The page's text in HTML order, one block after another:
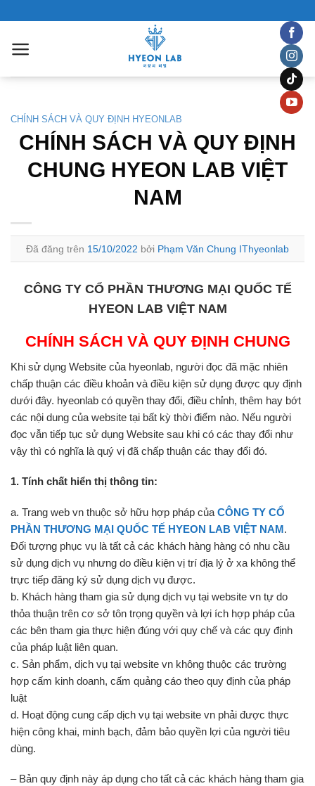
nội
CHÍNH SÁCH VÀ QUY ĐỊNH HYEONLAB
CHÍNH SÁCH VÀ QUY ĐỊNH
CHUNG HYEON LAB VIỆT
NAM
Đã đăng trên 15/10/2022 bởi Phạm Văn Chung IThyeonlab
CÔNG TY CỔ PHẦN THƯƠNG MẠI QUỐC TẾ
HYEON LAB VIỆT NAM
CHÍNH SÁCH VÀ QUY ĐỊNH CHUNG
Khi sử dụng Website của hyeonlab, người đọc đã mặc nhiên
chấp thuận các điều khoản và điều kiện sử dụng được quy định
dưới đây. hyeonlab có quyền thay đổi, điều chỉnh, thêm hay bớt
các nội dung của website tại bất kỳ thời điểm nào. Nếu người
đọc vẫn tiếp tục sử dụng Website sau khi có các thay đổi như
vậy thì có nghĩa là quý vị đã chấp thuận các thay đổi đó.
1. Tính chất hiển thị thông tin:
a. Trang web vn thuộc sở hữu hợp pháp của CÔNG TY CỔ
PHẦN THƯƠNG MẠI QUỐC TẾ HYEON LAB VIỆT NAM.
Đối tượng phục vụ là tất cả các khách hàng hàng có nhu cầu
sử dụng dịch vụ nhưng do điều kiện vị trí địa lý ở xa không thể
trực tiếp đăng ký sử dụng dịch vụ được.
b. Khách hàng tham gia sử dụng dịch vụ tại website vn tự do
thỏa thuận trên cơ sở tôn trọng quyền và lợi ích hợp pháp của
các bên tham gia thực hiện đúng với quy chế và các quy định
của pháp luật liên quan.
c. Sản phẩm, dịch vụ tại website vn không thuộc các trường
hợp cấm kinh doanh, cấm quảng cáo theo quy định của pháp
luật
d. Hoạt động cung cấp dịch vụ tại website vn phải được thực
hiện công khai, minh bạch, đảm bảo quyền lợi của người tiêu
dùng.
– Bản quy định này áp dụng cho tất cả các khách hàng tham gia